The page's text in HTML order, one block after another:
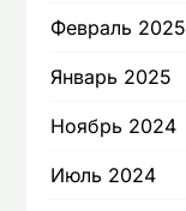
Февраль 2025
Январь 2025
Ноябрь 2024
Июль 2024